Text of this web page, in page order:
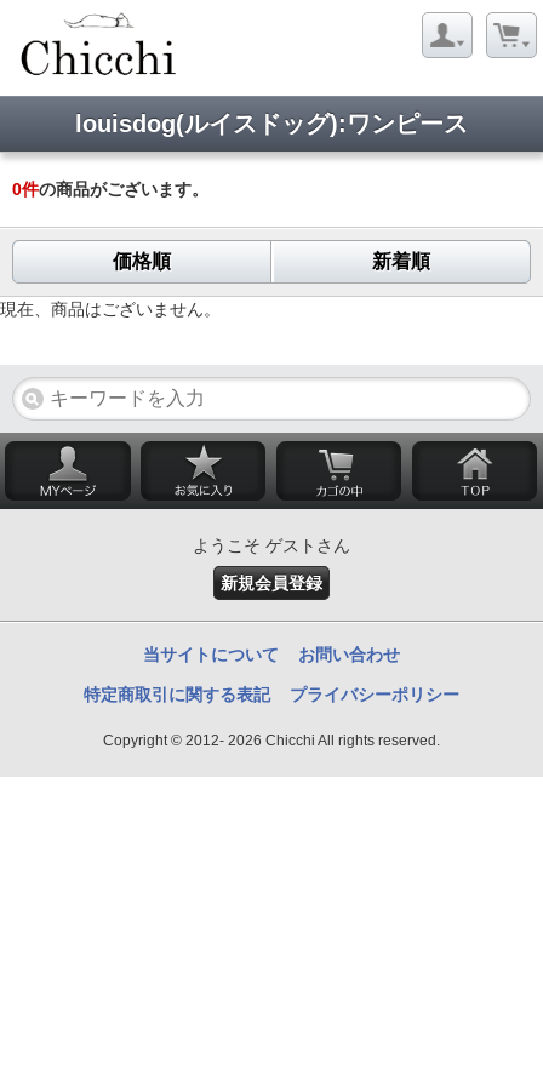
louisdog(ルイスドッグ):ワンピース
0件の商品がございます。
価格順 新着順
現在、商品はございません。
ようこそ ゲストさん
新規会員登録
当サイトについて お問い合わせ
特定商取引に関する表記 プライバシーポリシー
Copyright © 2012- 2026 Chicchi All rights reserved.